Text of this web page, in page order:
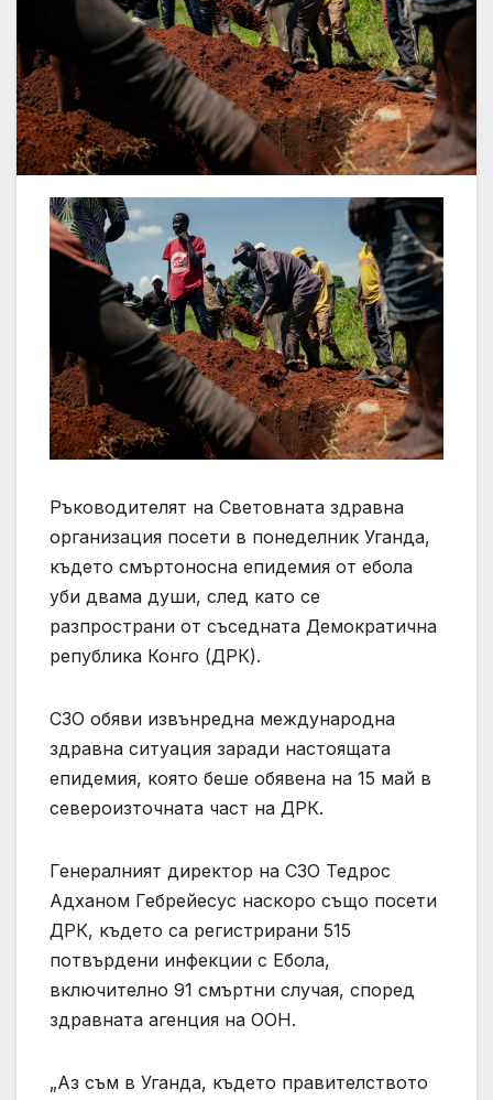
Ръководителят на Световната здравна
организация посети в понеделник Уганда,
където смъртоносна епидемия от ебола
уби двама души, след като се
разпространи от съседната Демократична
република Конго (ДРК).
СЗО обяви извънредна международна
здравна ситуация заради настоящата
епидемия, която беше обявена на 15 май в
североизточната част на ДРК.
Генералният директор на СЗО Тедрос
Адханом Гебрейесус наскоро също посети
ДРК, където са регистрирани 515
потвърдени инфекции с Ебола,
включително 91 смъртни случая, според
здравната агенция на ООН.
„Аз съм в Уганда, където правителството